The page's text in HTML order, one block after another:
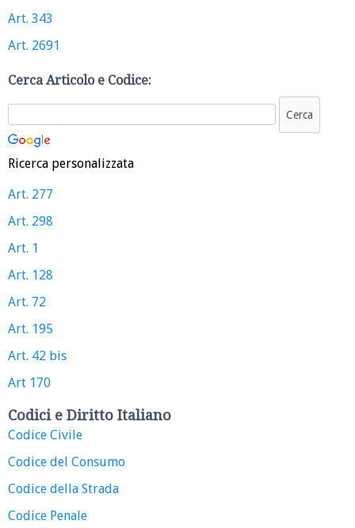
Art. 343
Art. 2691
Cerca Articolo e Codice:
Ricerca personalizzata
Art. 277
Art. 298
Art. 1
Art. 128
Art. 72
Art. 195
Art. 42 bis
Art 170
Codici e Diritto Italiano
Codice Civile
Codice del Consumo
Codice della Strada
Codice Penale